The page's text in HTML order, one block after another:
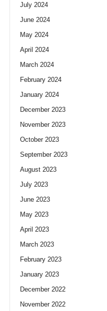
July 2024
June 2024
May 2024
April 2024
March 2024
February 2024
January 2024
December 2023
November 2023
October 2023
September 2023
August 2023
July 2023
June 2023
May 2023
April 2023
March 2023
February 2023
January 2023
December 2022
November 2022